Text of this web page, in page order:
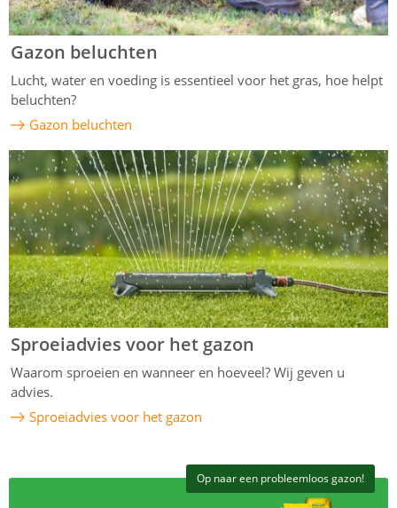
Gazon beluchten
Lucht, water en voeding is essentieel voor het gras, hoe helpt
beluchten?
Gazon beluchten
Sproeiadvies voor het gazon
Waarom sproeien en wanneer en hoeveel? Wij geven u
advies.
Sproeiadvies voor het gazon
Op naar een probleemloos gazon!